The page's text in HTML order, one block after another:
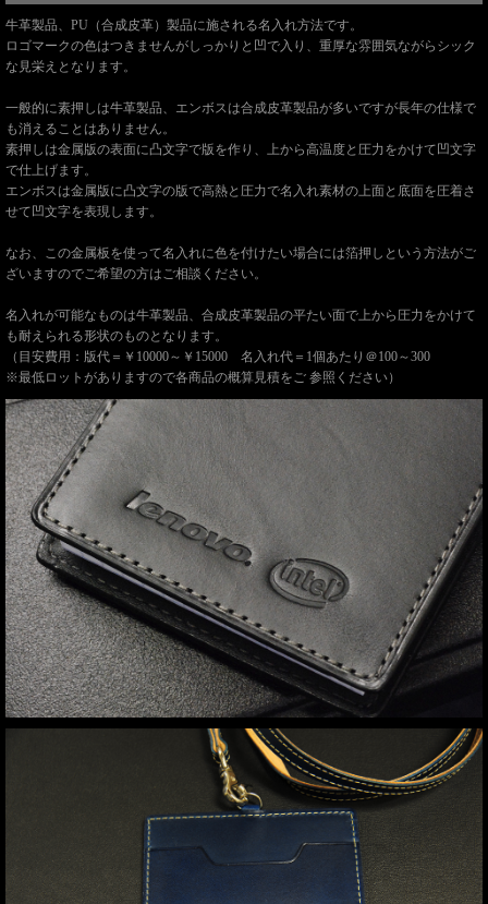
牛革製品、PU（合成皮革）製品に施される名入れ方法です。
ロゴマークの色はつきませんがしっかりと凹で入り、重厚な雰囲気ながらシック
な見栄えとなります。
一般的に素押しは牛革製品、エンボスは合成皮革製品が多いですが長年の仕様で
も消えることはありません。
素押しは金属版の表面に凸文字で版を作り、上から高温度と圧力をかけて凹文字
で仕上げます。
エンボスは金属版に凸文字の版で高熱と圧力で名入れ素材の上面と底面を圧着さ
せて凹文字を表現します。
なお、この金属板を使って名入れに色を付けたい場合には箔押しという方法がご
ざいますのでご希望の方はご相談ください。
名入れが可能なものは牛革製品、合成皮革製品の平たい面で上から圧力をかけて
も耐えられる形状のものとなります。
（目安費用：版代＝￥10000～￥15000 名入れ代＝1個あたり＠100～300
※最低ロットがありますので各商品の概算見積をご 参照ください）